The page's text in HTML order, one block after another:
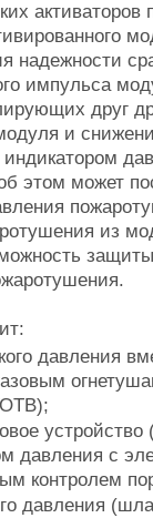
Флот
Все
активаторов
надежности
импульса
друг
и
индикатором
этом может
из
защиты
давления
давления с
контролем
давления